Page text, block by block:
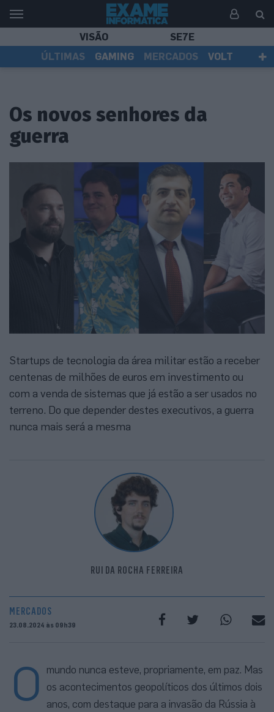
VISÃO
SE7E
ÚLTIMAS
GAMING MERCADOS
VOLT
Os novos senhores da
guerra
Startups de tecnologia da área militar estão a receber
centenas de milhões de euros em investimento ou
com a venda de sistemas que já estão a ser usados no
terreno. Do que depender destes executivos, a guerra
nunca mais será a mesma
RUI DA ROCHA FERREIRA
MERCADOS
23.08.2024 às 09h39
O
mundo nunca esteve, propriamente, em paz. Mas
os acontecimentos geopolíticos dos últimos dois
anos, com destaque para a invasão da Rússia à